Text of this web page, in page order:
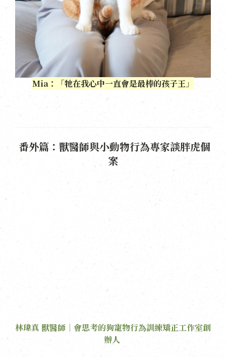
Mia：「牠在我心中一直會是最棒的孩子王」
番外篇：獸醫師與小動物行為專家談胖虎個
案
林瑋真 獸醫師｜會思考的狗寵物行為訓練矯正工作室創
辦人